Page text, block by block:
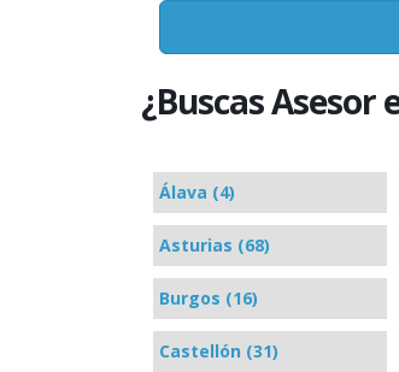
¿Buscas Asesor
Álava (4)
Asturias (68)
Burgos (16)
Castellón (31)